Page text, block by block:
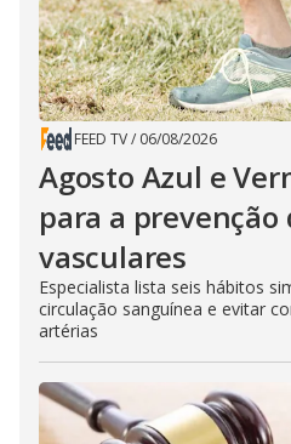
FEED TV/ 06/08/2026
Agosto Azul e
para a prevenção
vasculares
Especialista lista seis hábitos
circulação sanguínea e evitar
artérias